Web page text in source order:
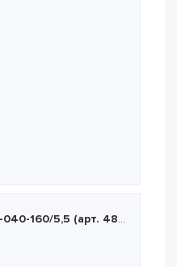
3-07/04А/010Т2
160/5,5 (арт. 48231109)